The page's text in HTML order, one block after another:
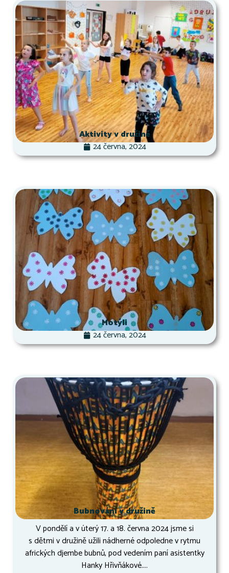
Aktivity v družině
24 června, 2024
Motýli
24 června, 2024
Bubnování v družině
V pondělí a v úterý 17. a 18. června 2024 jsme si
s dětmi v družině užili nádherné odpoledne v rytmu
afrických djembe bubnů, pod vedením paní asistentky
Hanky Hřivňákové....